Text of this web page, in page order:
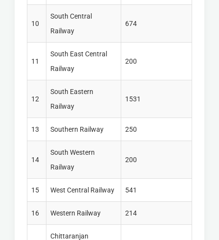
10
South Central
Railway
674
11
South East Central
Railway
200
12
South Eastern
Railway
1531
13 Southern Railway 250
14
South Western
Railway
200
15 West Central Railway 541
16 Western Railway 214
Chittaranjan